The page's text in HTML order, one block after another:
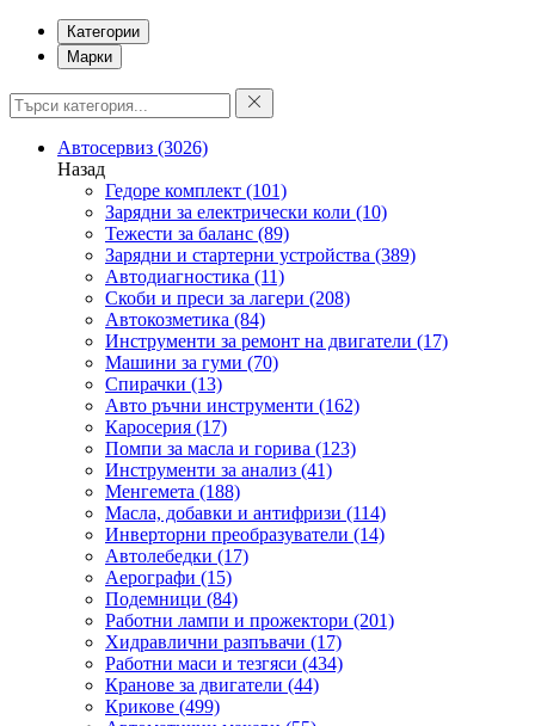
Категории
Марки
Автосервиз (3026)
Назад
Гедоре комплект (101)
Зарядни за електрически коли (10)
Тежести за баланс (89)
Зарядни и стартерни устройства (389)
Автодиагностика (11)
Скоби и преси за лагери (208)
Автокозметика (84)
Инструменти за ремонт на двигатели (17)
Машини за гуми (70)
Спирачки (13)
Авто ръчни инструменти (162)
Каросерия (17)
Помпи за масла и горива (123)
Инструменти за анализ (41)
Менгемета (188)
Масла, добавки и антифризи (114)
Инверторни преобразуватели (14)
Автолебедки (17)
Аерографи (15)
Подемници (84)
Работни лампи и прожектори (201)
Хидравлични разпъвачи (17)
Работни маси и тезгяси (434)
Кранове за двигатели (44)
Крикове (499)